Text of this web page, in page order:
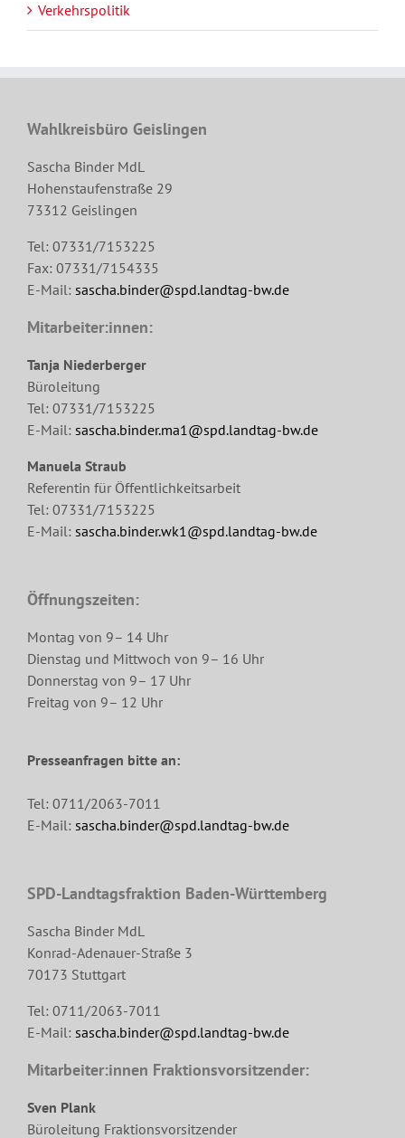
Verkehrspolitik
Wahlkreisbüro Geislingen
Sascha Binder MdL
Hohenstaufenstraße 29
73312 Geislingen
Tel: 07331/7153225
Fax: 07331/7154335
E-Mail: sascha.binder@spd.landtag-bw.de
Mitarbeiter:innen:
Tanja Niederberger
Büroleitung
Tel: 07331/7153225
E-Mail: sascha.binder.ma1@spd.landtag-bw.de
Manuela Straub
Referentin für Öffentlichkeitsarbeit
Tel: 07331/7153225
E-Mail: sascha.binder.wk1@spd.landtag-bw.de
Öffnungszeiten:
Montag von 9– 14 Uhr
Dienstag und Mittwoch von 9– 16 Uhr
Donnerstag von 9– 17 Uhr
Freitag von 9– 12 Uhr
Presseanfragen bitte an:
Tel: 0711/2063-7011
E-Mail: sascha.binder@spd.landtag-bw.de
SPD-Landtagsfraktion Baden-Württemberg
Sascha Binder MdL
Konrad-Adenauer-Straße 3
70173 Stuttgart
Tel: 0711/2063-7011
E-Mail: sascha.binder@spd.landtag-bw.de
Mitarbeiter:innen Fraktionsvorsitzender:
Sven Plank
Büroleitung Fraktionsvorsitzender